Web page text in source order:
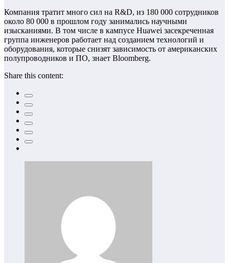
Компания тратит много сил на R&D, из 180 000 сотрудников
около 80 000 в прошлом году занимались научными
изысканиями. В том числе в кампусе Huawei засекреченная
группа инженеров работает над созданием технологий и
оборудования, которые снизят зависимость от американских
полупроводников и ПО, знает Bloomberg.
Share this content: